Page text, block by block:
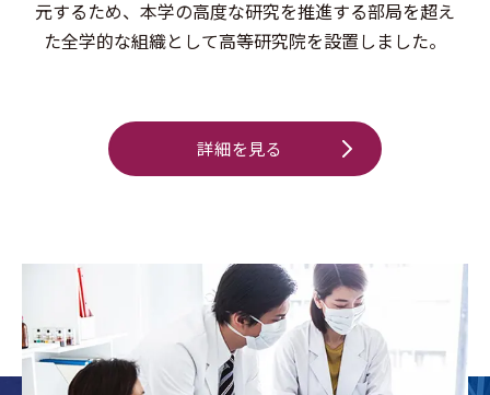
元するため、本学の高度な研究を推進する部局を超え
た全学的な組織として高等研究院を設置しました。
詳細を見る